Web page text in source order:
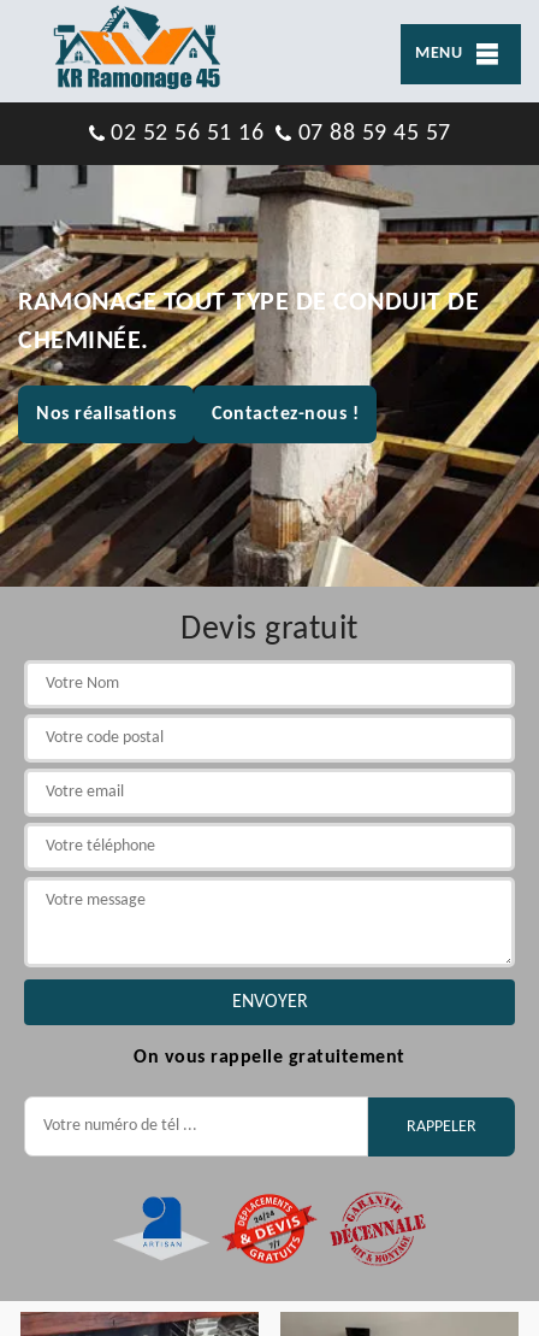
MENU
02 52 56 51 16 07 88 59 45 57
RAMONAGE TOUT TYPE DE CONDUIT DE
CHEMINÉE.
Nos réalisations Contactez-nous !
Devis gratuit
On vous rappelle gratuitement